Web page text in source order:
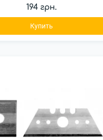
194 грн.
Купить